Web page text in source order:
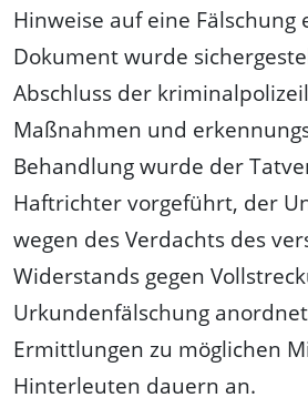
Hinweise auf eine Fälschung
Dokument wurde
Abschluss der
Maßnahmen und
Behandlung wurde der
Haftrichter vorgeführt, der
wegen des Verdachts des
Widerstands gegen
Urkundenfälschung
Ermittlungen zu möglichen
Hinterleuten dauern an.